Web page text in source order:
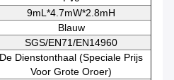
9mL*4.7mW*2.8mH
Blauw
SGS/EN71/EN14960
De Dienstonthaal (speciale Prijs
Voor Grote Oroer)